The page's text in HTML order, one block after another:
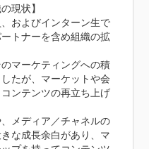
現状】
およびインターン生で
トナーを含め組織の拡
マーケティングへの積
たが、マーケットや会
ンテンツの再立ち上げ
メディア／チャネルの
な成長余白があり、マ